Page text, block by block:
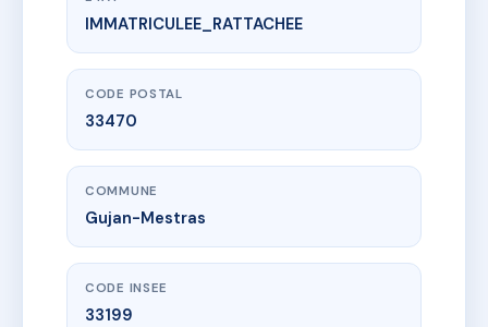
www.vme.plus/AC6402275
VILLAS TAMARIS
10 r du chateau33470 Gujan-Mestras
IMMATRICULEE_RATTACHEE
CODE POSTAL
33470
COMMUNE
Gujan-Mestras
CODE INSEE
33199